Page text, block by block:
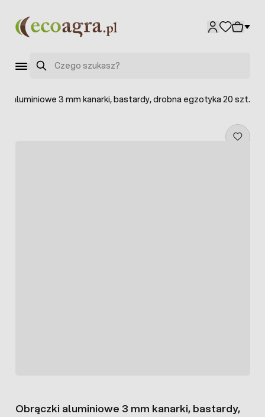
Szukaj
aluminiowe 3 mm kanarki, bastardy, drobna egzotyka 20 szt.
Obrączki aluminiowe 3 mm kanarki, bastardy,